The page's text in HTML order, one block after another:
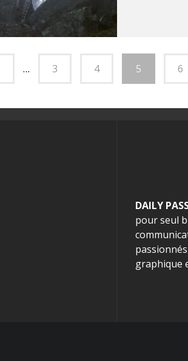
… 3 4 5 6
DAILY
pour seul
graphique